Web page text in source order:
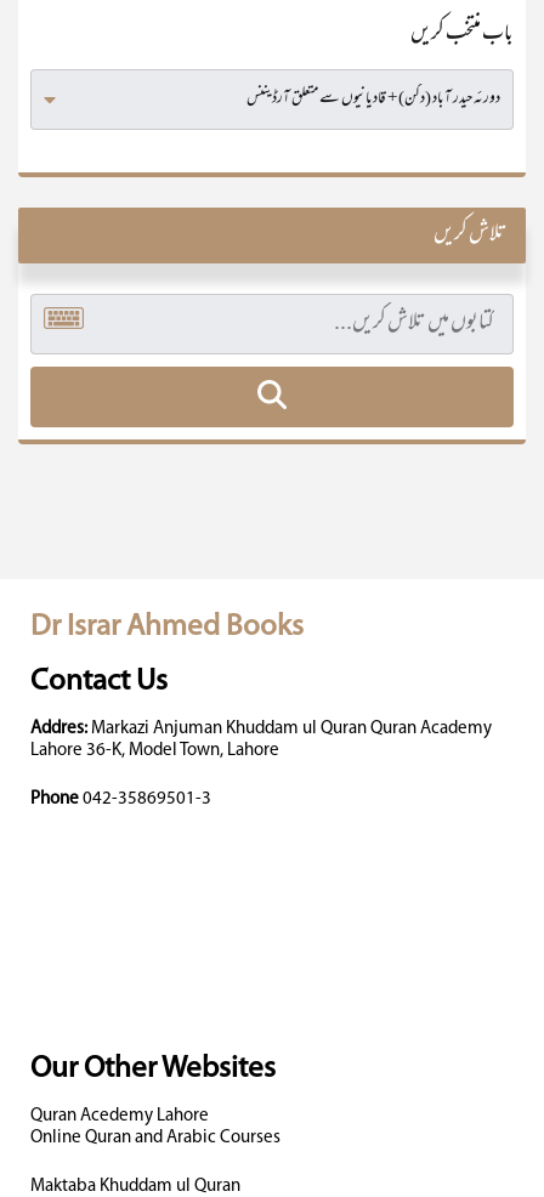
باب منتخب کریں
تلاش کریں
Dr Israr Ahmed Books
Contact Us
Addres: Markazi Anjuman Khuddam ul Quran Quran Academy
Lahore 36-K, Model Town, Lahore
Phone 042-35869501-3
Our Other Websites
Quran Acedemy Lahore
Online Quran and Arabic Courses
Maktaba Khuddam ul Quran